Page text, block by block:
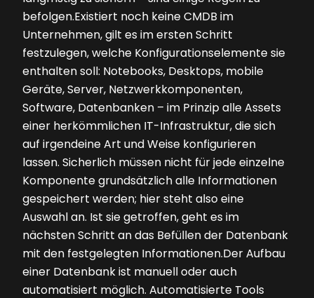
befolgen.Existiert noch keine CMDB im
Unternehmen, gilt es im ersten Schritt
festzulegen, welche Konfigurationselemente sie
enthalten soll: Notebooks, Desktops, mobile
Geräte, Server, Netzwerkkomponenten,
Software, Datenbanken – im Prinzip alle Assets
einer herkömmlichen IT-Infrastruktur, die sich
auf irgendeine Art und Weise konfigurieren
lassen. Sicherlich müssen nicht für jede einzelne
Komponente grundsätzlich alle Informationen
gespeichert werden; hier steht also eine
Auswahl an. Ist sie getroffen, geht es im
nächsten Schritt an das Befüllen der Datenbank
mit den festgelegten Informationen.Der Aufbau
einer Datenbank ist manuell oder auch
automatisiert möglich. Automatisierte Tools